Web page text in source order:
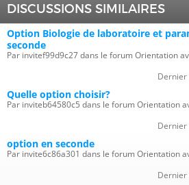
DISCUSSIONS SIMILAIRES
Option Biologie de laboratoire et
seconde
Par invitef99d9c27 dans le forum Orientation
Dernier
Quelle option choisir?
Par inviteb64580c5 dans le forum Orientation
Dernier
option en seconde
Par invite6c86a301 dans le forum Orientation
Dernier